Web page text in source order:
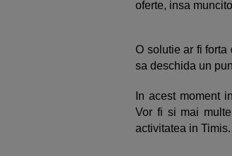
oferte, insa
O solutie ar fi forta
sa deschida un
In acest moment
Vor fi si mai
activitatea in Timis.